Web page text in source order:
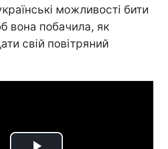
можливості бити
вона побачила, як
свій повітряний